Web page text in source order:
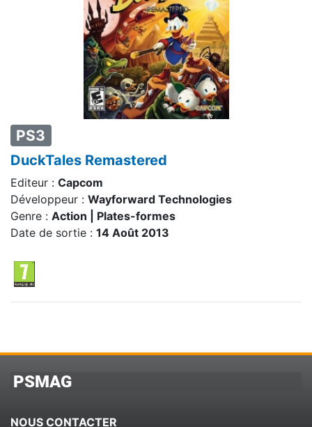
PS3
DuckTales Remastered
Editeur : Capcom
Développeur : Wayforward Technologies
Genre : Action | Plates-formes
Date de sortie : 14 Août 2013
PSMAG
NOUS CONTACTER